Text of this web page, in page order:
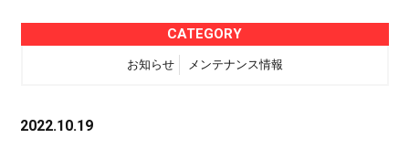
CATEGORY
お知らせ メンテナンス情報
2022.10.19